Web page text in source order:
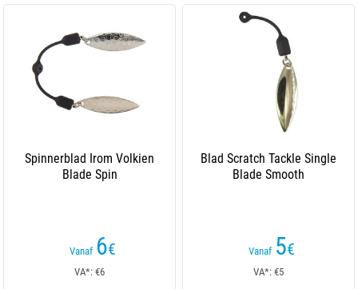
Spinnerblad Irom Volkien
Blade Spin
Vanaf 6€
VA*: €6
Blad Scratch Tackle Single
Blade Smooth
Vanaf 5€
VA*: €5